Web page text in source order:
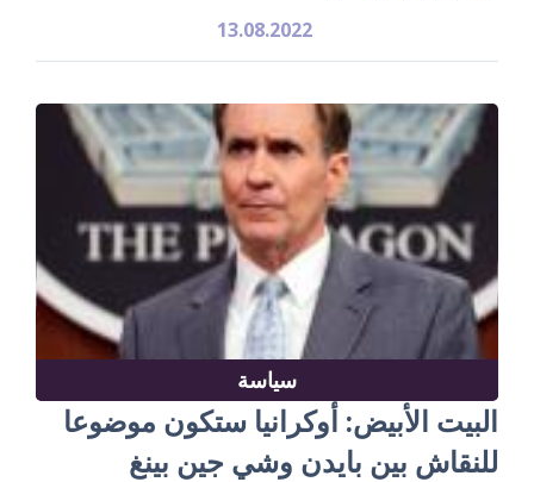
13.08.2022
سياسة
البيت الأبيض: أوكرانيا ستكون موضوعا
للنقاش بين بايدن وشي جين بينغ